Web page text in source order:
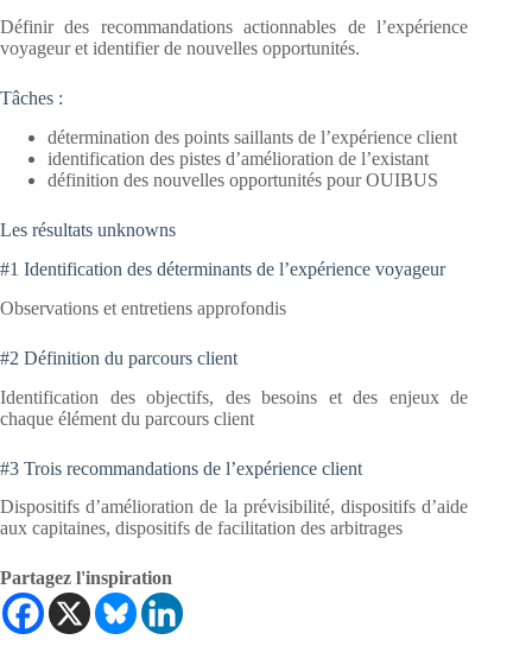
Définir des recommandations actionnables de l’expérience
voyageur et identifier de nouvelles opportunités.
Tâches :
détermination des points saillants de l’expérience client
identification des pistes d’amélioration de l’existant
définition des nouvelles opportunités pour OUIBUS
Les résultats unknowns
#1 Identification des déterminants de l’expérience voyageur
Observations et entretiens approfondis
#2 Définition du parcours client
Identification des objectifs, des besoins et des enjeux de
chaque élément du parcours client
#3 Trois recommandations de l’expérience client
Dispositifs d’amélioration de la prévisibilité, dispositifs d’aide
aux capitaines, dispositifs de facilitation des arbitrages
Partagez l'inspiration